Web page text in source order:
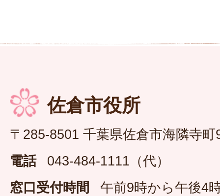
佐倉市役所
〒285-8501 千葉県佐倉市海隣寺町
電話
043-484-1111（代）
窓口受付時間
午前9時から午後4